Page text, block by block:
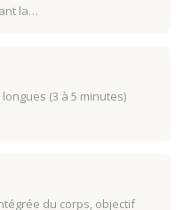
la…
(3 à 5 minutes)
du corps, objectif